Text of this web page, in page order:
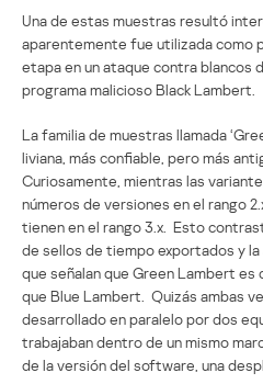
Una de estas muestras resultó
aparentemente fue utilizada como
etapa en un ataque contra blancos
programa malicioso Black Lambert.
La familia de muestras llamada
liviana, más confiable, pero más
Curiosamente, mientras las
números de versiones en el rango
tienen en el rango 3.x. Esto
de sellos de tiempo exportados y
que señalan que Green Lambert
que Blue Lambert. Quizás ambas
desarrollado en paralelo por dos
trabajaban dentro de un mismo
de la versión del software, una